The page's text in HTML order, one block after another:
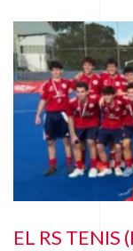
EL RS TENIS